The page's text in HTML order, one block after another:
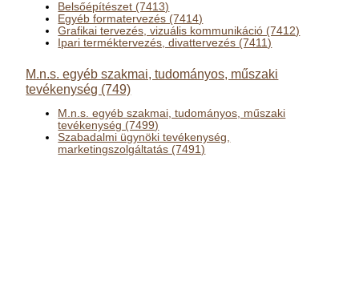
Belsőépítészet (7413)
Egyéb formatervezés (7414)
Grafikai tervezés, vizuális kommunikáció (7412)
Ipari terméktervezés, divattervezés (7411)
M.n.s. egyéb szakmai, tudományos, műszaki
tevékenység (749)
M.n.s. egyéb szakmai, tudományos, műszaki
tevékenység (7499)
Szabadalmi ügynöki tevékenység,
marketingszolgáltatás (7491)